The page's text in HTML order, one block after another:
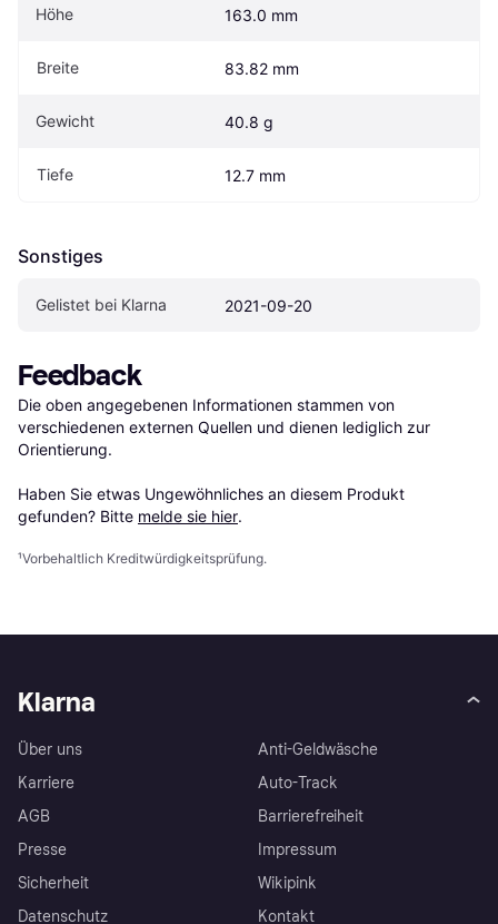
Höhe 163.0 mm
Breite 83.82 mm
Gewicht 40.8 g
Tiefe 12.7 mm
Sonstiges
Gelistet bei Klarna 2021-09-20
Feedback
Die oben angegebenen Informationen stammen von
verschiedenen externen Quellen und dienen lediglich zur
Orientierung.
Haben Sie etwas Ungewöhnliches an diesem Produkt
gefunden? Bitte melde sie hier.
¹Vorbehaltlich Kreditwürdigkeitsprüfung.
Klarna
Über uns
Karriere
AGB
Presse
Sicherheit
Datenschutz
Anti-Geldwäsche
Auto-Track
Barrierefreiheit
Impressum
Wikipink
Kontakt